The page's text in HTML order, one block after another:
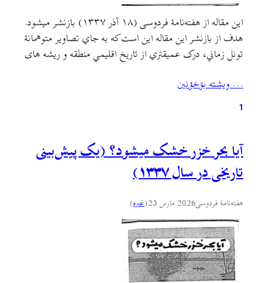
اين مقاله از هفته‌نامهٔ فردوسی (۱۸ آذر ۱۳۳۷) بازنشر ميشود.
هدف از بازنشر اين مقاله اين است که به جاي تصاوير متوهمانهٔ
تونل زماني، درک عميقتري از تاريخ اقليمي منطقه و ريشه های
به شکل بهره‌برداري سودمحور از طبيعت هوشيارتر شويم.از تمام
انزلی‌چی‌های قدیمي…
… ويشته بۊخؤنين
1
آیا بحر خزر خشک میشود؟ (یک پیش‌بینی
تاریخی در سال ۱۳۳۷)
هفته‌نامهٔ فردوسی2026 مارس 23 (غىره)